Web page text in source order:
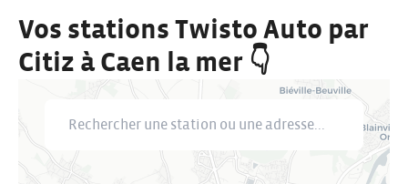
Vos stations Twisto Auto par
Citiz à Caen la mer 👇